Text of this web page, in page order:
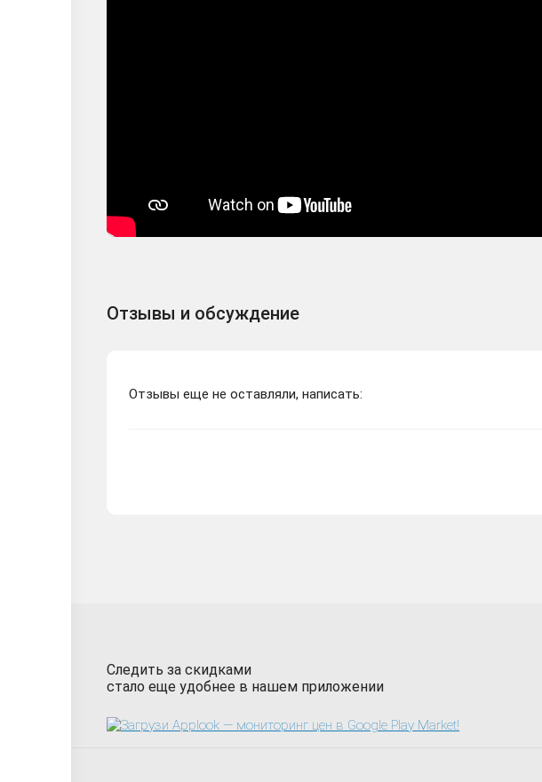
Отзывы и обсуждение
Отзывы еще не оставляли, написать:
Следить за скидками
стало еще удобнее в нашем приложении